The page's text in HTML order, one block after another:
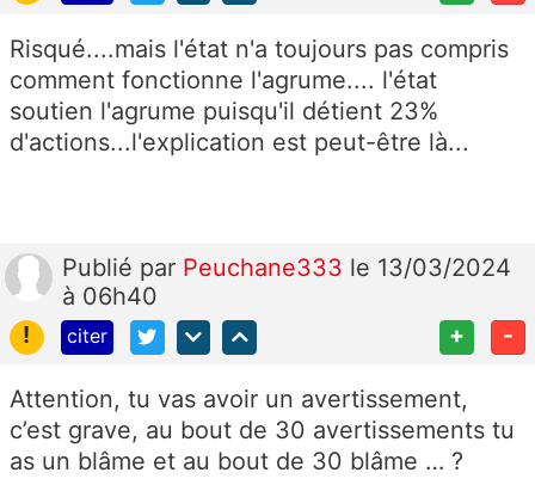
Risqué....mais l'état n'a toujours pas compris
comment fonctionne l'agrume.... l'état
soutien l'agrume puisqu'il détient 23%
d'actions...l'explication est peut-être là...
Publié par Peuchane333 le 13/03/2024
à 06h40
!
citer + -
Attention, tu vas avoir un avertissement,
c’est grave, au bout de 30 avertissements tu
as un blâme et au bout de 30 blâme … ?